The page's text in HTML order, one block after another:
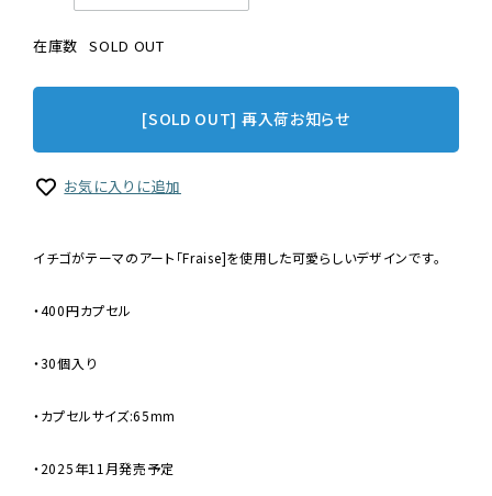
在庫数 SOLD OUT
[SOLD OUT] 再入荷お知らせ
お気に入りに追加
イチゴがテーマのアート「Fraise]を使用した可愛らしいデザインです。
・400円カプセル
・30個入り
・カプセルサイズ:65mm
・2025年11月発売予定